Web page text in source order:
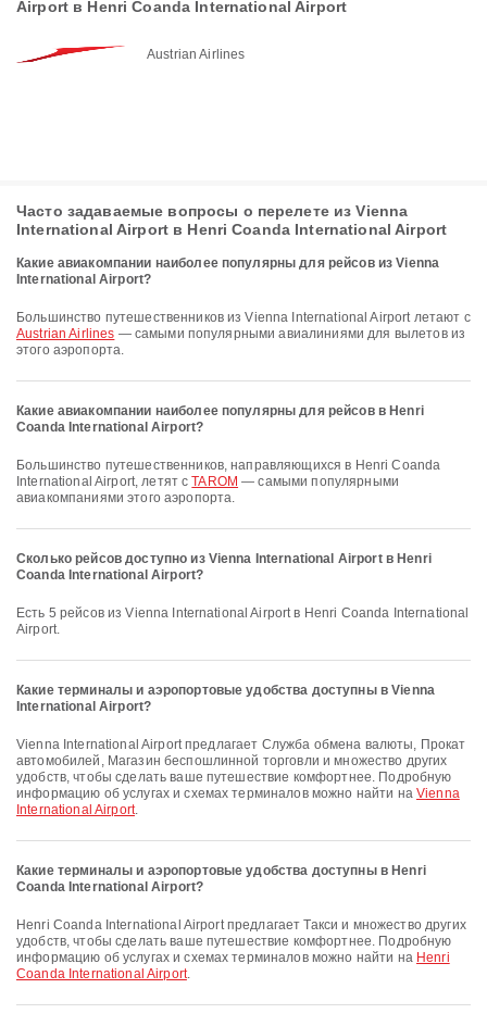
Airport в Henri Coanda International Airport
Austrian Airlines
Часто задаваемые вопросы о перелете из Vienna
International Airport в Henri Coanda International Airport
Какие авиакомпании наиболее популярны для рейсов из Vienna
International Airport?
Большинство путешественников из Vienna International Airport летают с
Austrian Airlines — самыми популярными авиалиниями для вылетов из
этого аэропорта.
Какие авиакомпании наиболее популярны для рейсов в Henri
Coanda International Airport?
Большинство путешественников, направляющихся в Henri Coanda
International Airport, летят сTAROM — самыми популярными
авиакомпаниями этого аэропорта.
Сколько рейсов доступно из Vienna International Airport в Henri
Coanda International Airport?
Есть 5 рейсов из Vienna International Airport в Henri Coanda International
Airport.
Какие терминалы и аэропортовые удобства доступны в Vienna
International Airport?
Vienna International Airport предлагает Служба обмена валюты, Прокат
автомобилей, Магазин беспошлинной торговли и множество других
удобств, чтобы сделать ваше путешествие комфортнее. Подробную
информацию об услугах и схемах терминалов можно найти на Vienna
International Airport.
Какие терминалы и аэропортовые удобства доступны в Henri
Coanda International Airport?
Henri Coanda International Airport предлагает Такси и множество других
удобств, чтобы сделать ваше путешествие комфортнее. Подробную
информацию об услугах и схемах терминалов можно найти на Henri
Coanda International Airport.